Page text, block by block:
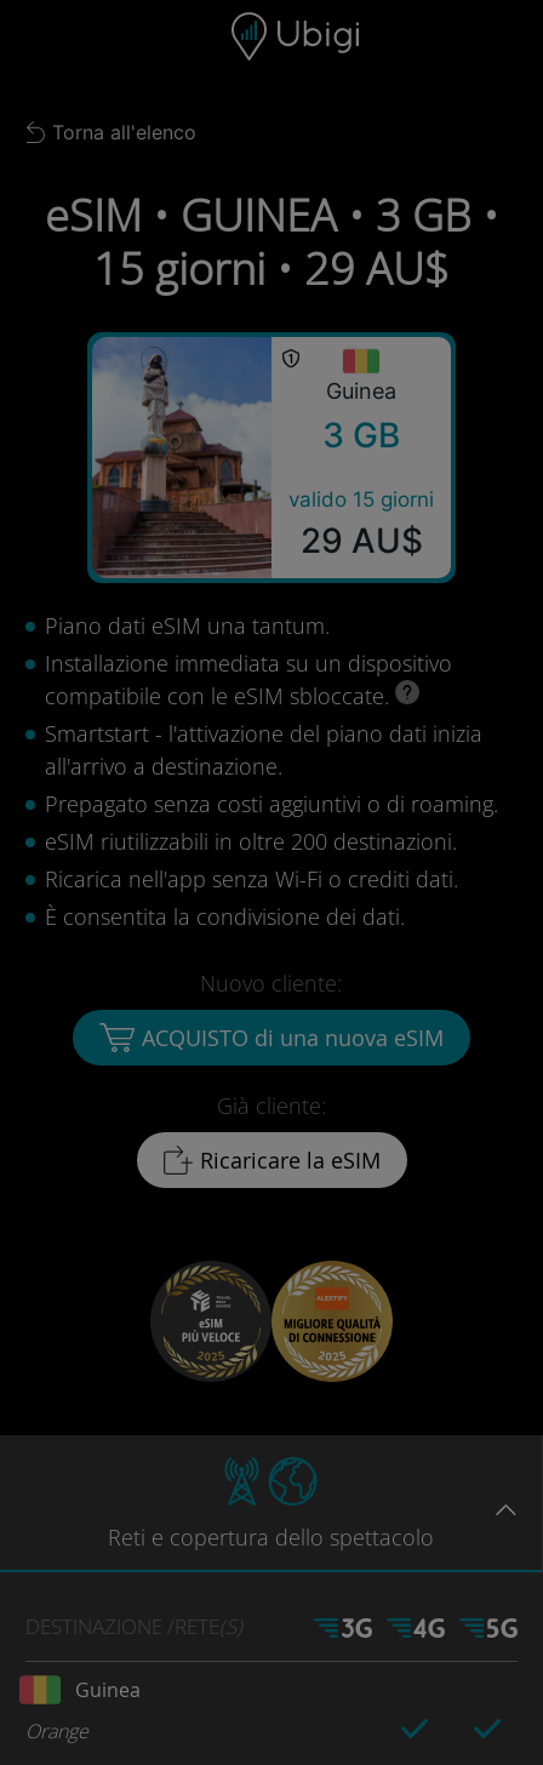
Barra di navigazione
Back to list
Torna all'elenco
eSIM • GUINEA • 3 GB •
15 giorni • 29 AU$
Guinea
3 GB
valido 15 giorni
29 AU$
Piano dati eSIM una tantum.
Installazione immediata su un dispositivo
compatibile con le eSIM sbloccate.
Smartstart - l'attivazione del piano dati inizia
all'arrivo a destinazione.
Prepagato senza costi aggiuntivi o di roaming.
eSIM riutilizzabili in oltre 200 destinazioni.
Ricarica nell'app senza Wi-Fi o crediti dati.
È consentita la condivisione dei dati.
Già cliente:
Ricaricare la eSIM
Nuovo cliente:
ACQUISTO di una nuova eSIM
Reti e copertura dello spettacolo
DESTINAZIONE /RETE(S)
Guinea
Orange